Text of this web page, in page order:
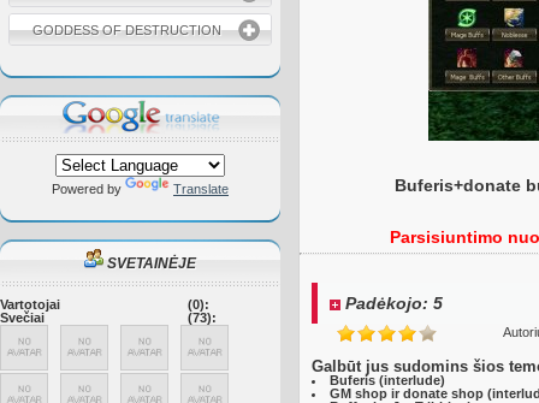
GODDESS OF DESTRUCTION
Powered by Translate
SVETAINĖJE
Vartotojai
(0):
Svečiai
(73):
Buferis+donate
Parsisiuntimo
Padėkojo: 5
Galbūt jus sudomins šios
Buferis (interlude)
GM shop ir donate shop